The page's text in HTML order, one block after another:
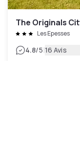
The Originals
Les Epesses
4.8/5|16 Avis